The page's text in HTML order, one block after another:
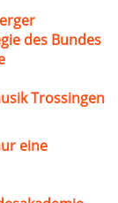
des Bundes
Trossingen
eine